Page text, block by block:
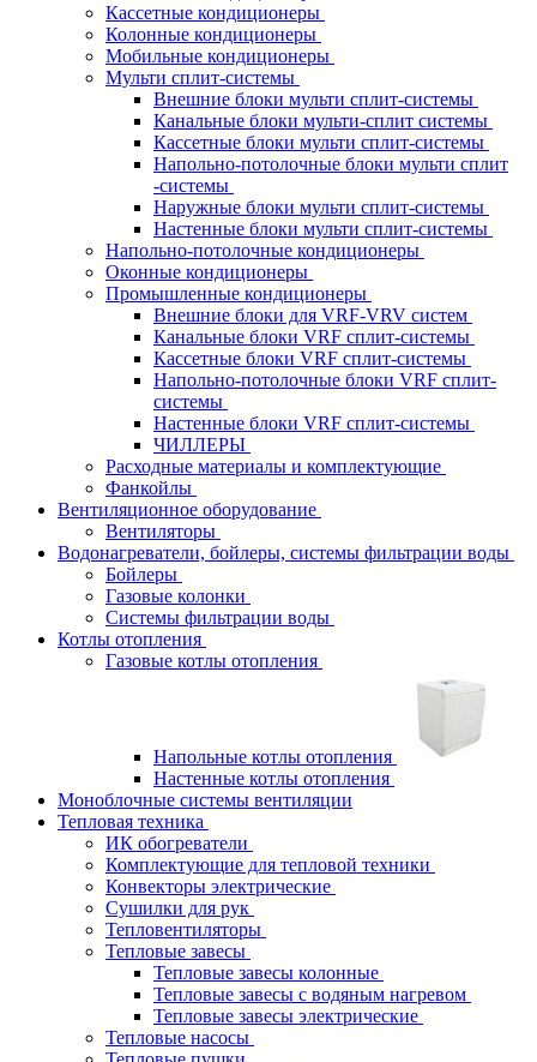
Кассетные кондиционеры
Колонные кондиционеры
Мобильные кондиционеры
Мульти сплит-системы
Внешние блоки мульти сплит-системы
Канальные блоки мульти-сплит системы
Кассетные блоки мульти сплит-системы
Напольно-потолочные блоки мульти сплит
-системы
Наружные блоки мульти сплит-системы
Настенные блоки мульти сплит-системы
Напольно-потолочные кондиционеры
Оконные кондиционеры
Промышленные кондиционеры
Внешние блоки для VRF-VRV систем
Канальные блоки VRF сплит-системы
Кассетные блоки VRF сплит-системы
Напольно-потолочные блоки VRF сплит-
системы
Настенные блоки VRF сплит-системы
ЧИЛЛЕРЫ
Расходные материалы и комплектующие
Фанкойлы
Вентиляционное оборудование
Вентиляторы
Водонагреватели, бойлеры, системы фильтрации воды
Бойлеры
Газовые колонки
Системы фильтрации воды
Котлы отопления
Газовые котлы отопления
Напольные котлы отопления
Настенные котлы отопления
Моноблочные системы вентиляции
Тепловая техника
ИК обогреватели
Комплектующие для тепловой техники
Конвекторы электрические
Сушилки для рук
Тепловентиляторы
Тепловые завесы
Тепловые завесы колонные
Тепловые завесы с водяным нагревом
Тепловые завесы электрические
Тепловые насосы